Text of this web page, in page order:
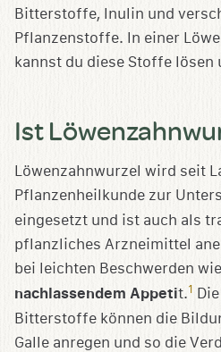
Bitterstoffe, Inulin und
Pflanzenstoffe. In einer
kannst du diese Stoffe lösen
Ist
Löwenzahnwurzel wird seit
Pflanzenheilkunde zur
eingesetzt und ist auch als
pflanzliches Arzneimittel
bei leichten Beschwerden wie
nachlassendem Appetit.1
Bitterstoffe können die
Galle anregen und so die